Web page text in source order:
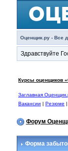
Оценщик.ру - Все
Здравствуйте
Курсы оценщиков
Заглавная
Вакансии | Резюме |
Форум
Форма